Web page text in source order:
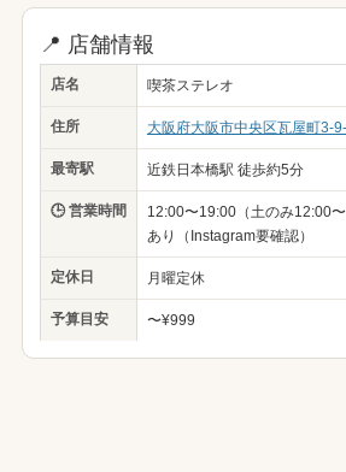
📍 店舗情報
店名 喫茶ステレオ
住所 大阪府大阪市中央区瓦屋町3-
最寄駅 近鉄日本橋駅 徒歩約5分
🕒 営業時間
12:00〜19:00（土のみ12:00
あり（Instagram要確認）
定休日 月曜定休
予算目安 〜¥999